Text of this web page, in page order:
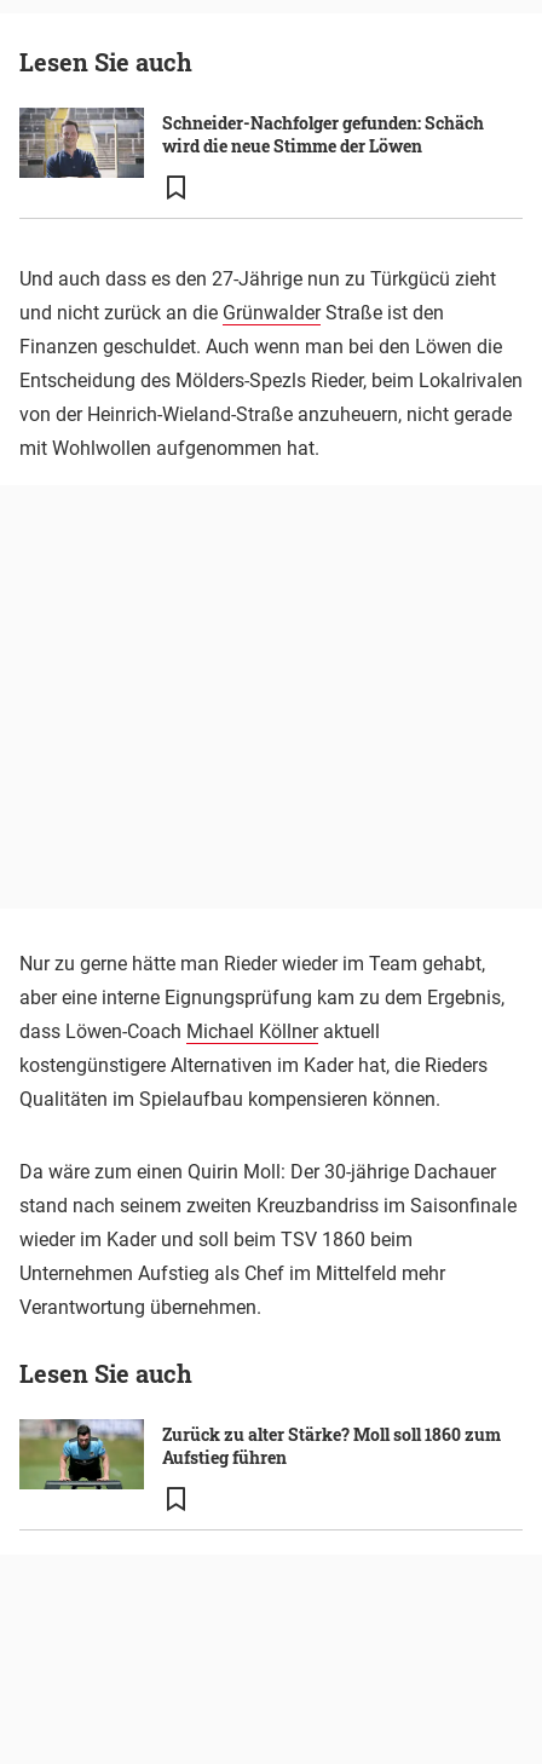
Lesen Sie auch
Schneider-Nachfolger gefunden: Schäch
wird die neue Stimme der Löwen
Und auch dass es den 27-Jährige nun zu Türkgücü zieht
und nicht zurück an die GrünwalderStraße ist den
Finanzen geschuldet. Auch wenn man bei den Löwen die
Entscheidung des Mölders-Spezls Rieder, beim Lokalrivalen
von der Heinrich-Wieland-Straße anzuheuern, nicht gerade
mit Wohlwollen aufgenommen hat.
Nur zu gerne hätte man Rieder wieder im Team gehabt,
aber eine interne Eignungsprüfung kam zu dem Ergebnis,
dass Löwen-Coach Michael Köllneraktuell
kostengünstigere Alternativen im Kader hat, die Rieders
Qualitäten im Spielaufbau kompensieren können.
Da wäre zum einen Quirin Moll: Der 30-jährige Dachauer
stand nach seinem zweiten Kreuzbandriss im Saisonfinale
wieder im Kader und soll beim TSV 1860 beim
Unternehmen Aufstieg als Chef im Mittelfeld mehr
Verantwortung übernehmen.
Lesen Sie auch
Zurück zu alter Stärke? Moll soll 1860 zum
Aufstieg führen